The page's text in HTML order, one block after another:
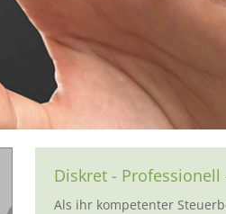
Diskret -
Als ihr kompetenter